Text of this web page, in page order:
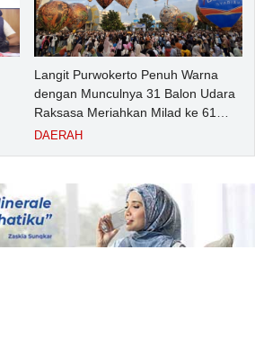
Langit Purwokerto Penuh Warna
dengan Munculnya 31 Balon Udara
Raksasa Meriahkan Milad ke 61
UMP Sedot Ribuan Warga
DAERAH